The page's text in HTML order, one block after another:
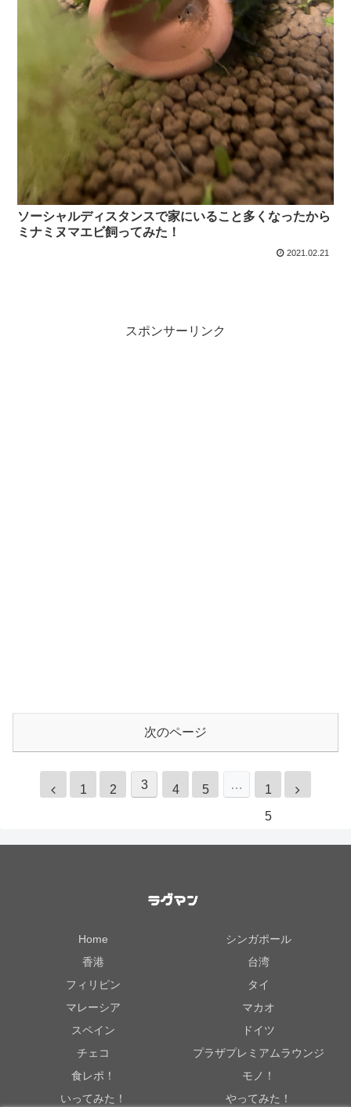
ソーシャルディスタンスで家にいること多くなったから
ミナミヌマエビ飼ってみた！
2021.02.21
スポンサーリンク
次のページ
1 2 3 4 5 …
1
5
Home
シンガポール
香港
台湾
フィリピン
タイ
マレーシア
マカオ
スペイン
ドイツ
チェコ
プラザプレミアムラウンジ
食レポ！
モノ！
いってみた！
やってみた！